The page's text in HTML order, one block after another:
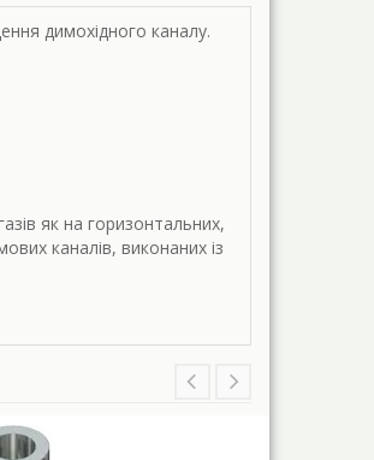
димохідного каналу.
як на горизонтальних,
каналів, виконаних із